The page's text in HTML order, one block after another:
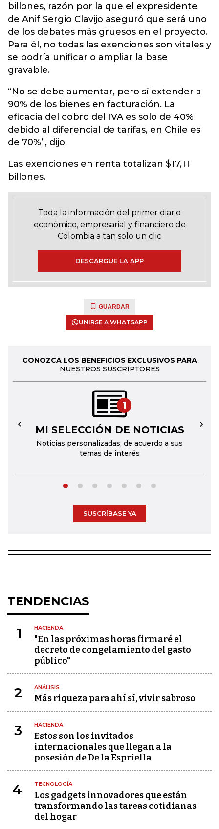
billones, razón por la que el expresidente
de Anif Sergio Clavijo aseguró que será uno
de los debates más gruesos en el proyecto.
Para él, no todas las exenciones son vitales y
se podría unificar o ampliar la base
gravable.
“No se debe aumentar, pero sí extender a
90% de los bienes en facturación. La
eficacia del cobro del IVA es solo de 40%
debido al diferencial de tarifas, en Chile es
de 70%”, dijo.
Las exenciones en renta totalizan $17,11
billones.
Toda la información del primer diario
económico, empresarial y financiero de
Colombia a tan solo un clic
DESCARGUE LA APP
GUARDAR
UNIRSE A WHATSAPP
CONOZCA LOS BENEFICIOS EXCLUSIVOS PARA
NUESTROS SUSCRIPTORES
1
MI SELECCIÓN DE NOTICIAS
Noticias personalizadas, de acuerdo a sus
temas de interés
← →
SUSCRÍBASE YA
TENDENCIAS
1 HACIENDA
"En las próximas horas firmaré el
decreto de congelamiento del gasto
público"
2 ANÁLISIS
Más riqueza para ahí sí, vivir sabroso
3 HACIENDA
Estos son los invitados
internacionales que llegan a la
posesión de De la Espriella
4 TECNOLOGÍA
Los gadgets innovadores que están
transformando las tareas cotidianas
del hogar